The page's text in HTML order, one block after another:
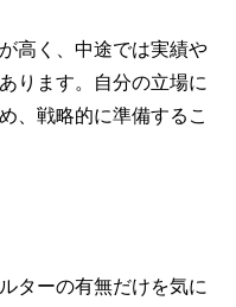
高く、中途では実績や
ります。自分の立場に
、戦略的に準備するこ
ターの有無だけを気に